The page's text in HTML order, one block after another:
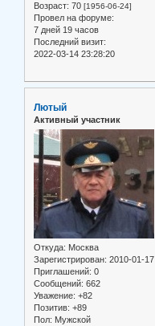
Возраст: 70 [1956-06-24]
Провел на форуме:
7 дней 19 часов
Последний визит:
2022-03-14 23:28:20
Лютый
Активный участник
Откуда: Москва
Зарегистрирован: 2010-01-17
Приглашений: 0
Сообщений: 662
Уважение: +82
Позитив: +89
Пол: Мужской